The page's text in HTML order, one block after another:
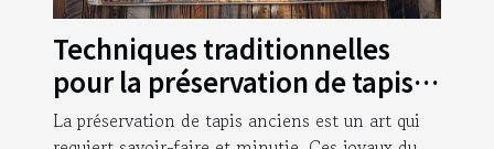
Techniques traditionnelles
pour la préservation de tapis
anciens
La préservation de tapis anciens est un art qui